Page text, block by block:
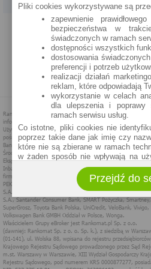
PROGRAM PARTNERSKI O NAS
POLITYKA PRYWATNOŚCI POLITYKA COOKIES
Pliki cookies wykorzystywane są
zapewnienie
bezpieczeństwa w
świadczonych w ramach
dostępności wszystkich
dostosowania
preferencji i potrzeb
realizacji działań
reklam, które odpowiadają
wykorzystanie w celach
dla ulepszenia i poprawy
ramach serwisu usług.
Co istotne, pliki cookies nie
poprzez takie dane jak imię czy
które nie są zbierane w ramach
w żaden sposób nie wpływają na
Zakres wykorzystywania
określenia w ustawieniach
wprowadzenia zmian ustawień,
być zapisywane w pamięci Twojego
Administratorem danych
spółka Rankomat.pl Sp. z o.o.
k.) z siedzibą w Warszawie, ul.
Możesz jako użytkownik w każdym
administratorem pod adresem
Przejdź do